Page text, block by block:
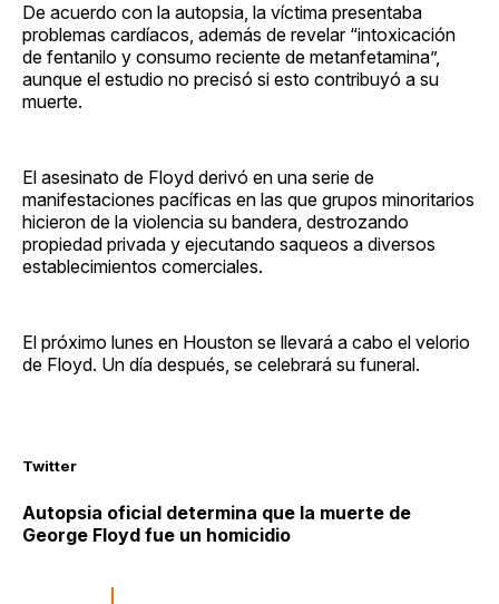
De acuerdo con la autopsia, la víctima presentaba
problemas cardíacos, además de revelar “intoxicación
de fentanilo y consumo reciente de metanfetamina”,
aunque el estudio no precisó si esto contribuyó a su
muerte.
El asesinato de Floyd derivó en una serie de
manifestaciones pacíficas en las que grupos minoritarios
hicieron de la violencia su bandera, destrozando
propiedad privada y ejecutando saqueos a diversos
establecimientos comerciales.
El próximo lunes en Houston se llevará a cabo el velorio
de Floyd. Un día después, se celebrará su funeral.
Twitter
Autopsia oficial determina que la muerte de
George Floyd fue un homicidio